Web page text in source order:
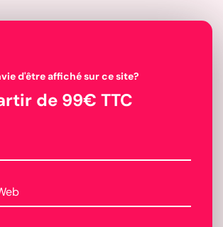
d'être affiché sur ce site?
de 99€ TTC